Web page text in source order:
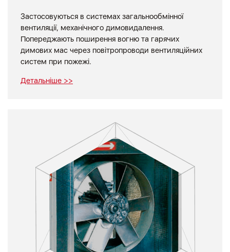
Застосовуються в системах загальнообмінної
вентиляції, механічного димовидалення.
Попереджають поширення вогню та гарячих
димових мас через повітропроводи вентиляційних
систем при пожежі.
Детальніше >>